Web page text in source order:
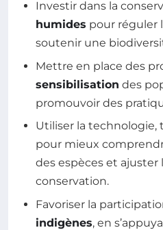
Investir dans la
humides pour réguler
soutenir une
Mettre en place des
sensibilisation des
promouvoir des
Utiliser la technologie,
pour mieux
des espèces et ajuster
conservation.
Favoriser la
indigènes, en